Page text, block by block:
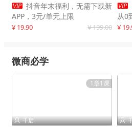
 抖音年末福利，无需下载新
APP，3元/单无上限
¥ 19.90 ¥ 199.00

从0
快
¥
微商必学
1章1课
 千启 